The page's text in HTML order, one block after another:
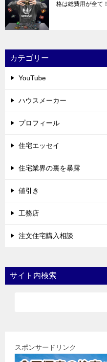
格は総費用が全て！
カテゴリー
YouTube
ハウスメーカー
プロフィール
住宅エッセイ
住宅業界の裏を暴露
値引き
工務店
注文住宅購入相談
サイト内検索
スポンサードリンク